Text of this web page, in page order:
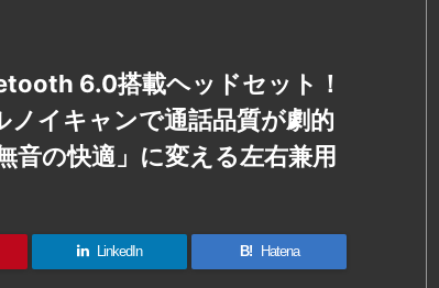
6.0搭載ヘッドセット！
イキャンで通話品質が劇的
音の快適」に変える左右兼用
LinkedIn B! Hatena